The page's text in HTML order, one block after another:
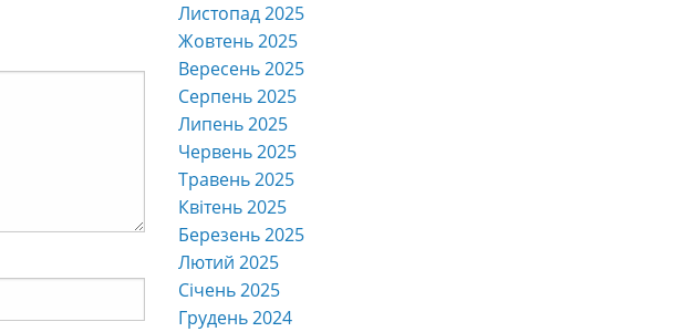
Листопад 2025
Жовтень 2025
Вересень 2025
Серпень 2025
Липень 2025
Червень 2025
Травень 2025
Квітень 2025
Березень 2025
Лютий 2025
Січень 2025
Грудень 2024